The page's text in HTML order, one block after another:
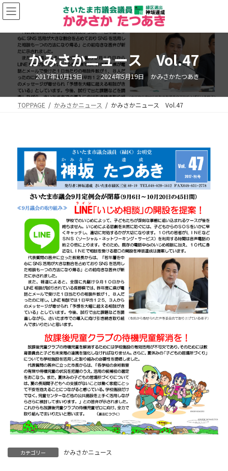
コ
ン
ン
プ
ナ
ビ
ー
動
かみさかニュース Vol.47
2017年10月19日 最
終
更
新
時
2024年5月19日 かみさかたつあき
TOPPAGE かみさかニュース かみさかニュース Vol.47
カテゴリー かみさかニュース